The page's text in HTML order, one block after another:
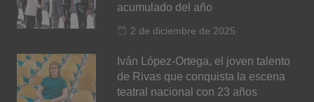
acumulado del año
2 de diciembre de 2025
Iván López-Ortega, el joven talento
de Rivas que conquista la escena
teatral nacional con 23 años